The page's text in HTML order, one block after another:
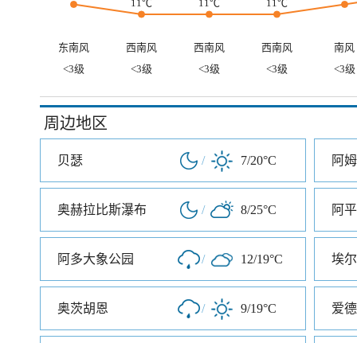
11℃
11℃ 11℃
东南风 西南风 西南风 西南风
南风
<3级
<3级 <3级 <3级 <3级
周边地区
贝瑟 / 7/20°C 阿
奥赫拉比斯瀑布 / 8/25°C 阿
阿多大象公园 / 12/19°C 埃
奥茨胡恩 / 9/19°C 爱